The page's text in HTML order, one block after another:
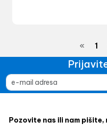
« 1
Pozovite nas ili nam